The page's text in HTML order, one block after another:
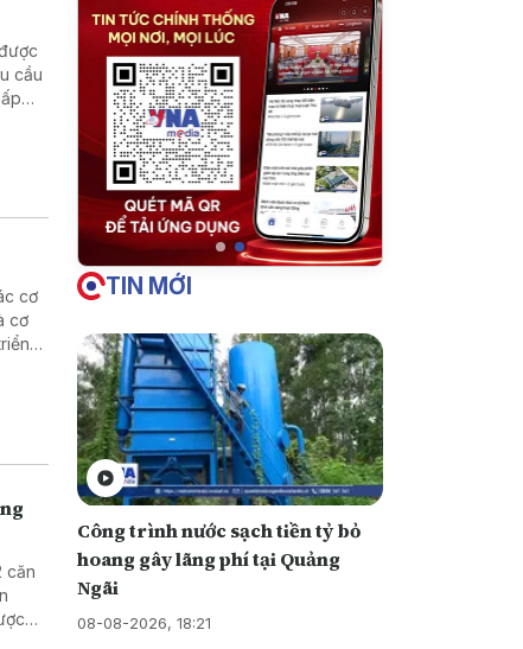
cầu
cơ
cơ
căn
TIN MỚI
Công trình nước sạch tiền tỷ bỏ
hoang gây lãng phí tại Quảng
Ngãi
08-08-2026, 18:21